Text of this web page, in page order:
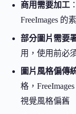
商用需要加工
FreeImages 的
部分圖片需要
用，使用前必
圖片風格偏傳
格，
視覺風格偏舊